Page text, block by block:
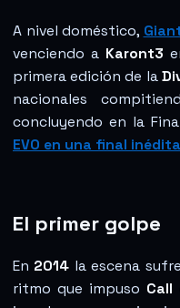
A nivel doméstico,
venciendo a Karont3
primera edición de la
nacionales
concluyendo en la
EVO en una final inédita
El primer golpe
En 2014 la escena
ritmo que impuso